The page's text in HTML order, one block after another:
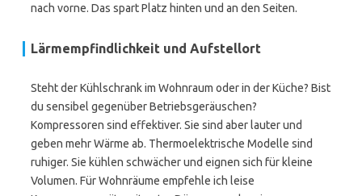
nach vorne. Das spart Platz hinten und an den Seiten.
Lärmempfindlichkeit und Aufstellort
Steht der Kühlschrank im Wohnraum oder in der Küche? Bist
du sensibel gegenüber Betriebsgeräuschen?
Kompressoren sind effektiver. Sie sind aber lauter und
geben mehr Wärme ab. Thermoelektrische Modelle sind
ruhiger. Sie kühlen schwächer und eignen sich für kleine
Volumen. Für Wohnräume empfehle ich leise